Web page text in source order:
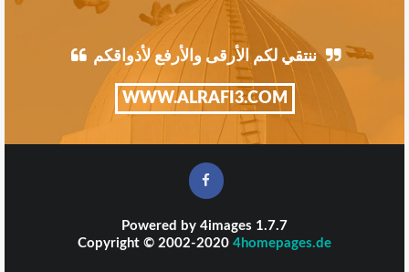
ننتقي لكم الأرقى والأرفع لأذواقكم
WWW.ALRAFI3.COM
Powered by 4images 1.7.7
Copyright © 2002-2020 4homepages.de